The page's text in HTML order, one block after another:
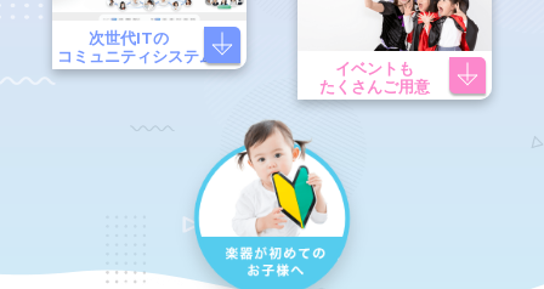
次世代ITの
コミュニティシステム
イベントも
たくさんご用意